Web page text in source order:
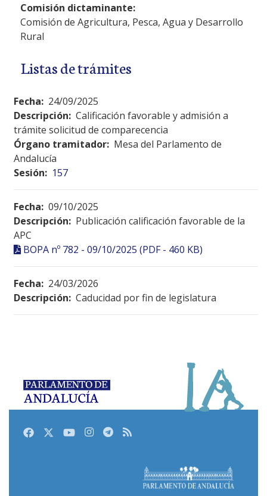
Comisión dictaminante:
Comisión de Agricultura, Pesca, Agua y Desarrollo
Rural
Listas de trámites
Fecha: 24/09/2025
Descripción: Calificación favorable y admisión a
trámite solicitud de comparecencia
Órgano tramitador: Mesa del Parlamento de
Andalucía
Sesión: 157
Fecha: 09/10/2025
Descripción: Publicación calificación favorable de la
APC
BOPA nº 782 - 09/10/2025 (PDF - 460 KB)
Fecha: 24/03/2026
Descripción: Caducidad por fin de legislatura
FacebookTwitterYoutubeInstagram
Telegram
RSS